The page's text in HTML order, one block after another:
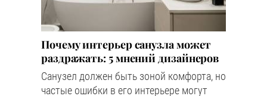
Почему интерьер санузла может
раздражать: 5 мнений дизайнеров
Санузел должен быть зоной комфорта, но
частые ошибки в его интерьере могут